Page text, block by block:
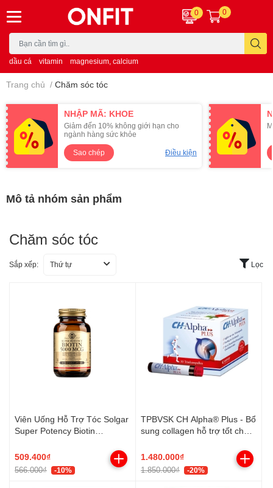
dầu cá vitamin magnesium, calcium
0 0
Trang chủ / Chăm sóc tóc
NHẬP MÃ: KHOE
Giảm đến 10% không giới hạn cho
ngành hàng sức khỏe
Sao chép
Điều kiện
Mô tả nhóm sản phẩm
Chăm sóc tóc
Sắp xếp: Thứ tự Lọc
Viên Uống Hỗ Trợ Tóc Solgar
Super Potency Biotin
509.400₫
566.000₫ -10%
TPBVSK CH Alpha® Plus - Bổ
sung collagen hỗ trợ tốt cho
1.480.000₫
1.850.000₫ -20%